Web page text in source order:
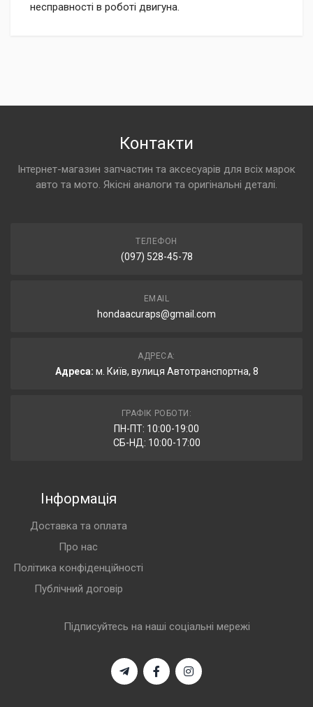
несправності в роботі двигуна.
Контакти
Інтернет-магазин запчастин та аксесуарів для всіх марок
авто та мото. Якісні аналоги та оригінальні деталі.
ТЕЛЕФОН
(097) 528-45-78
EMAIL
hondaacuraps@gmail.com
АДРЕСА:
Адреса: м. Київ, вулиця Автотранспортна, 8
ГРАФІК РОБОТИ:
ПН-ПТ: 10:00-19:00
СБ-НД: 10:00-17:00
Інформація
Доставка та оплата
Про нас
Політика конфіденційності
Публічний договір
Підписуйтесь на наші соціальні мережі